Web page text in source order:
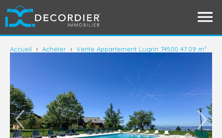
Accueil › Acheter › Vente Appartement Lugrin 74500 47.09 m²